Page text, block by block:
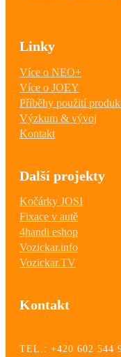
Linky
Více o NEO+
Více o JOEY
Příběhy použití
Výzkum & vývoj
Kontakt
Další projekty
Kočárky JOSI
Fixace v autě
4handi eshop
Vozickar.info
Vozickar.TV
Kontakt
TEL.: +420 602 544